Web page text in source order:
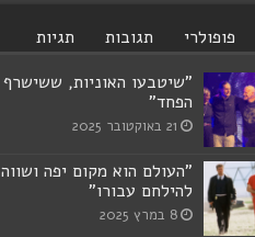
פופולרי תגובות
תגיות
"שיטבעו האוניות, ששישרף
הפחד"
21 באוקטובר 2025
"העולם הוא מקום יפה ושווה
להילחם עבורו"
8 במרץ 2025